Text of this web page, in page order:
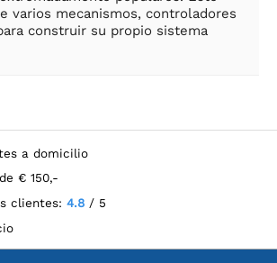
varios mecanismos, controladores
construir su propio sistema
a domicilio
€ 150,-
clientes: 4.8 / 5